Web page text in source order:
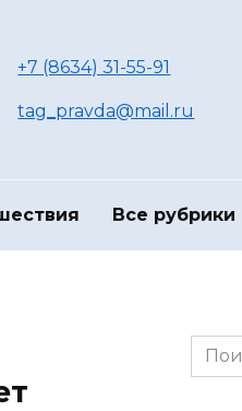
+7 (8634) 31-55-91
tag_pravda@mail.ru
Все рубрики
Search
for: